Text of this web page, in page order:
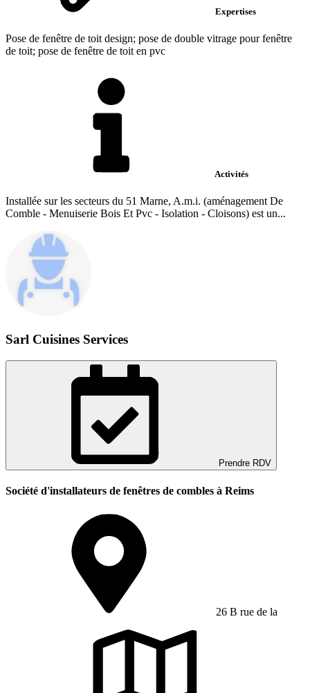
Expertises
Pose de fenêtre de toit design; pose de double vitrage pour fenêtre
de toit; pose de fenêtre de toit en pvc
Activités
Installée sur les secteurs du 51 Marne, A.m.i. (aménagement De
Comble - Menuiserie Bois Et Pvc - Isolation - Cloisons) est un...
Sarl Cuisines Services
Prendre RDV
Société d'installateurs de fenêtres de combles à Reims
26 B rue de la